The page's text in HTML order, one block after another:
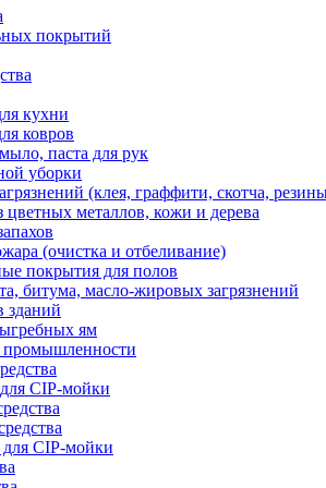
покрытий
кухни
ковров
паста для рук
уборки
(клея, граффити, скотча,
цветных металлов, кожи и дерева
(очистка и отбеливание)
покрытия для полов
битума, масло-жировых загрязнений
зданий
ям
CIP-мойки
для CIP-мойки